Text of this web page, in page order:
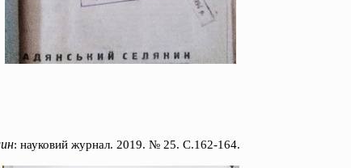
: науковий журнал. 2019. № 25. С.162-164.